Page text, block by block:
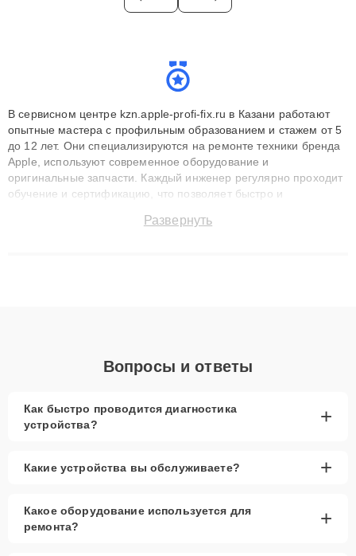
В сервисном центре kzn.apple-profi-fix.ru в Казани работают
опытные мастера с профильным образованием и стажем от 5
до 12 лет. Они специализируются на ремонте техники бренда
Apple, используют современное оборудование и
оригинальные запчасти. Каждый инженер регулярно проходит
обучение и сертификацию, что позволяет быстро и
сохранением гарантии до 3 лет. Наши мастера решают
Развернуть
Вопросы и ответы
Как быстро проводится диагностика
устройства?
+
Какие устройства вы обслуживаете? +
Какое оборудование используется для
ремонта?
+